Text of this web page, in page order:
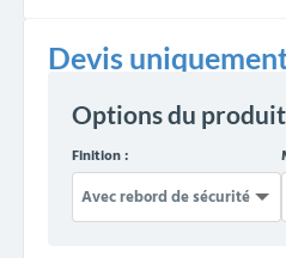
Devis
Options du produit
Finition :